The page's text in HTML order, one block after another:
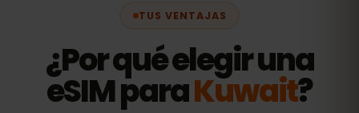
TUS VENTAJAS
¿Por qué elegir una
eSIM paraKuwait?